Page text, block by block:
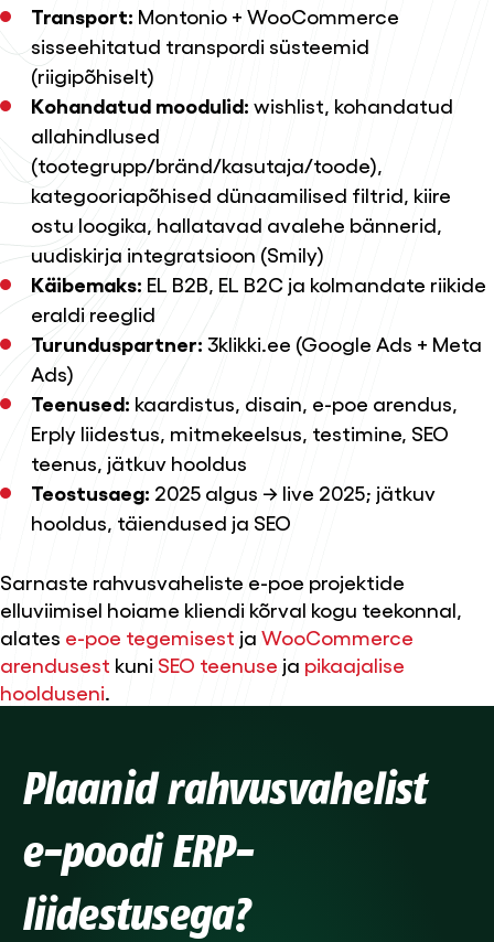
Transport: Montonio + WooCommerce
sisseehitatud transpordi süsteemid
(riigipõhiselt)
Kohandatud moodulid: wishlist, kohandatud
allahindlused
(tootegrupp/bränd/kasutaja/toode),
kategooriapõhised dünaamilised filtrid, kiire
ostu loogika, hallatavad avalehe bännerid,
uudiskirja integratsioon (Smily)
Käibemaks: EL B2B, EL B2C ja kolmandate riikide
eraldi reeglid
Turunduspartner: 3klikki.ee (Google Ads + Meta
Ads)
Teenused: kaardistus, disain e-poe arendus
Erply liidestus, mitmekeelsus, testimine, SEO
teenus jätkuv hooldus
Teostusaeg: 2025 algus → live 2025; jätkuv
hooldus, täiendused ja SEO
Sarnaste rahvusvaheliste e-poe projektide
elluviimisel hoiame kliendi kõrval kogu teekonnal,
alates e-poe tegemisest ja WooCommerce
arendusest kuni SEO teenuse ja pikaajalise
hoolduseni.
Plaanid rahvusvahelist
e-poodi ERP-
liidestusega?